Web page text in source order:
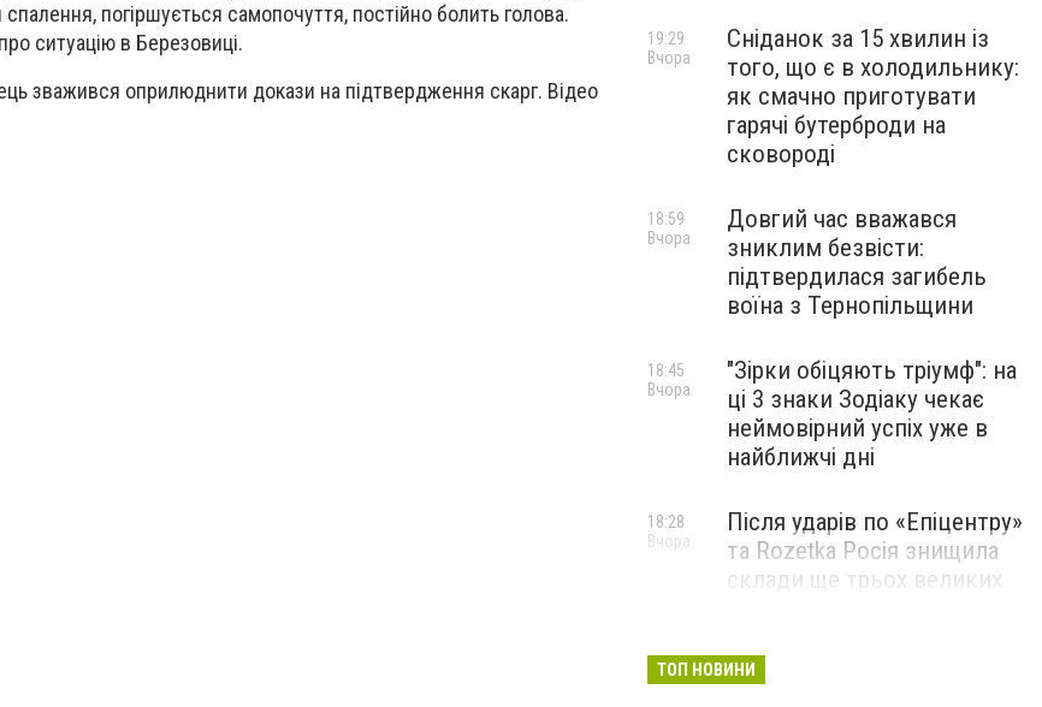
погіршується самопочуття, постійно болить голова.
про ситуацію в Березовиці.
зважився оприлюднити докази на підтвердження скарг. Відео
Сніданок за 15 хвилин із
того, що є в холодильнику:
як смачно приготувати
гарячі бутерброди на
сковороді
19:29
Вчора
Довгий час вважався
зниклим безвісти:
підтвердилася загибель
воїна з Тернопільщини
18:59
Вчора
"Зірки обіцяють тріумф": на
ці 3 знаки Зодіаку чекає
неймовірний успіх уже в
найближчі дні
18:45
Вчора
Після ударів по «Епіцентру»
та Rozetka Росія знищила
склади ще трьох великих
запчастин
18:28
Вчора
ТОП НОВИНИ